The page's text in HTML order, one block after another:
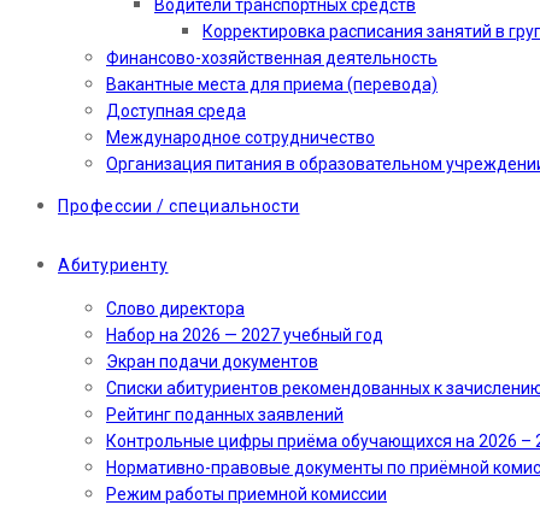
Водители транспортных средств
Корректировка расписания занятий в
Финансово-хозяйственная деятельность
Вакантные места для приема (перевода)
Доступная среда
Международное сотрудничество
Организация питания в образовательном
Профессии / специальности
Абитуриенту
Слово директора
Набор на 2026 — 2027 учебный год
Экран подачи документов
Cписки абитуриентов рекомендованных к
Рейтинг поданных заявлений
Контрольные цифры приёма обучающихся на 2026 –
Нормативно-правовые документы по приёмной
Режим работы приемной комиссии